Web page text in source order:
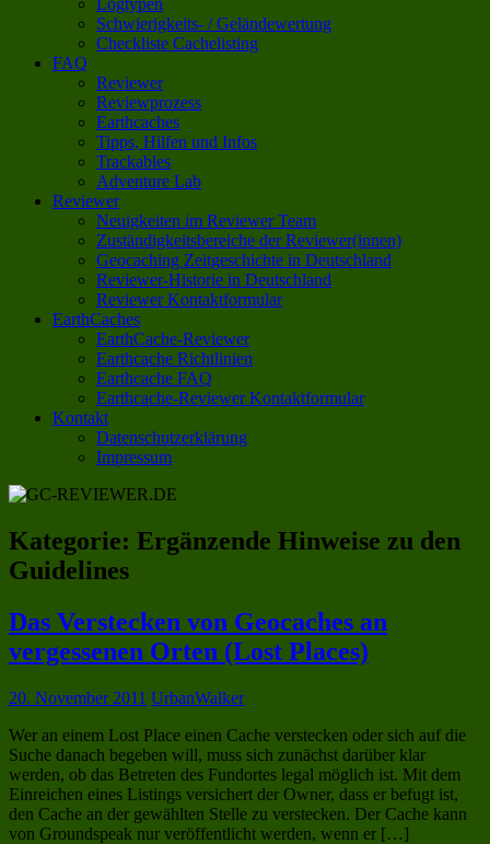
Logtypen
Schwierigkeits- / Geländewertung
Checkliste Cachelisting
FAQ
Reviewer
Reviewprozess
Earthcaches
Tipps, Hilfen und Infos
Trackables
Adventure Lab
Reviewer
Neuigkeiten im Reviewer Team
Zuständigkeitsbereiche der Reviewer(innen)
Geocaching Zeitgeschichte in Deutschland
Reviewer-Historie in Deutschland
Reviewer Kontaktformular
EarthCaches
EarthCache-Reviewer
Earthcache Richtlinien
Earthcache FAQ
Earthcache-Reviewer Kontaktformular
Kontakt
Datenschutzerklärung
Impressum
Kategorie: Ergänzende Hinweise zu den
Guidelines
Das Verstecken von Geocaches an
vergessenen Orten (Lost Places)
20. November 2011 UrbanWalker
Wer an einem Lost Place einen Cache verstecken oder sich auf die
Suche danach begeben will, muss sich zunächst darüber klar
werden, ob das Betreten des Fundortes legal möglich ist. Mit dem
Einreichen eines Listings versichert der Owner, dass er befugt ist,
den Cache an der gewählten Stelle zu verstecken. Der Cache kann
von Groundspeak nur veröffentlicht werden, wenn er […]